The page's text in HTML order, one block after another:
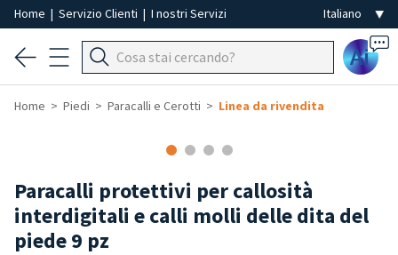
Home | Servizio Clienti | I nostri Servizi
Ai
Home Piedi Paracalli e Cerotti Linea da rivendita
Paracalli protettivi per callosità
interdigitali e calli molli delle dita del
piede 9 pz